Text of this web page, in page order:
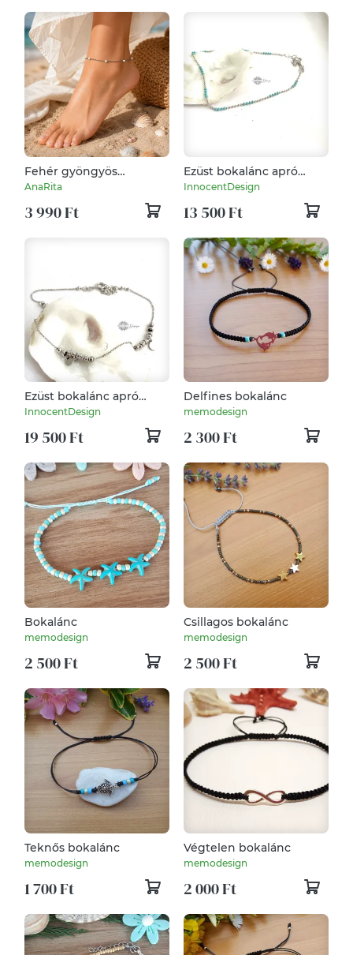
Fehér gyöngyös
nemesacél bokalánc – 22
AnaRita
3 990 Ft
Ezüst bokalánc apró
türkizkék gyöngyökkel –
minimalista, nőies ékszer
InnocentDesign
13 500 Ft
Ezüst bokalánc apró
gyöngyökkel és
medálokkal –
minimalista, nőies ékszer
InnocentDesign
19 500 Ft
Delfines bokalánc
memodesign
2 300 Ft
Bokalánc
memodesign
2 500 Ft
Csillagos bokalánc
memodesign
2 500 Ft
Teknős bokalánc
memodesign
1 700 Ft
Végtelen bokalánc
memodesign
2 000 Ft